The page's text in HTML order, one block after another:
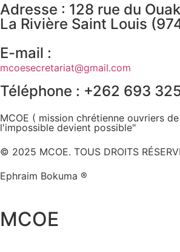
Adresse : 128 rue du
La Rivière Saint Louis
E-mail :
mcoesecretariat@gmail.com
Téléphone : +262 693
MCOE ( mission chrétienne ouvriers
l'impossible devient possible"
© 2025 MCOE. TOUS DROITS
Ephraim Bokuma ®
MCOE